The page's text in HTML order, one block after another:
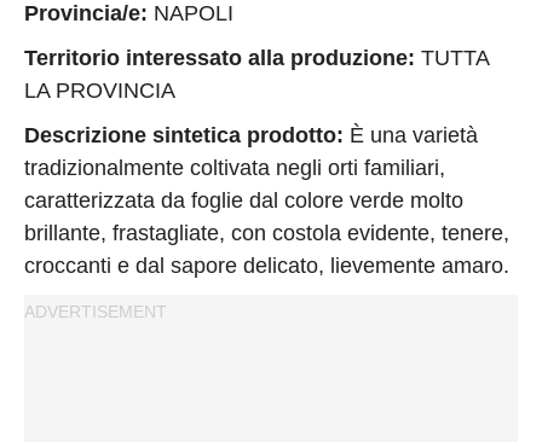
Provincia/e: NAPOLI
Territorio interessato alla produzione: TUTTA
LA PROVINCIA
Descrizione sintetica prodotto: È una varietà
tradizionalmente coltivata negli orti familiari,
caratterizzata da foglie dal colore verde molto
brillante, frastagliate, con costola evidente, tenere,
croccanti e dal sapore delicato, lievemente amaro.